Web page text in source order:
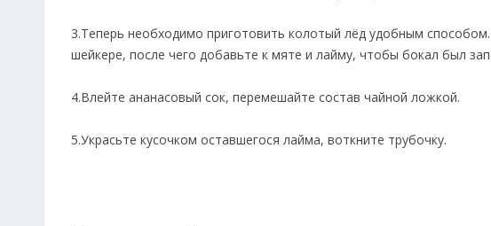
3.Теперь необходимо приготовить колотый лёд удобным
шейкере, после чего добавьте к мяте и лайму, чтобы бокал был
4.Влейте ананасовый сок, перемешайте состав чайной ложкой.
5.Украсьте кусочком оставшегося лайма, воткните трубочку.